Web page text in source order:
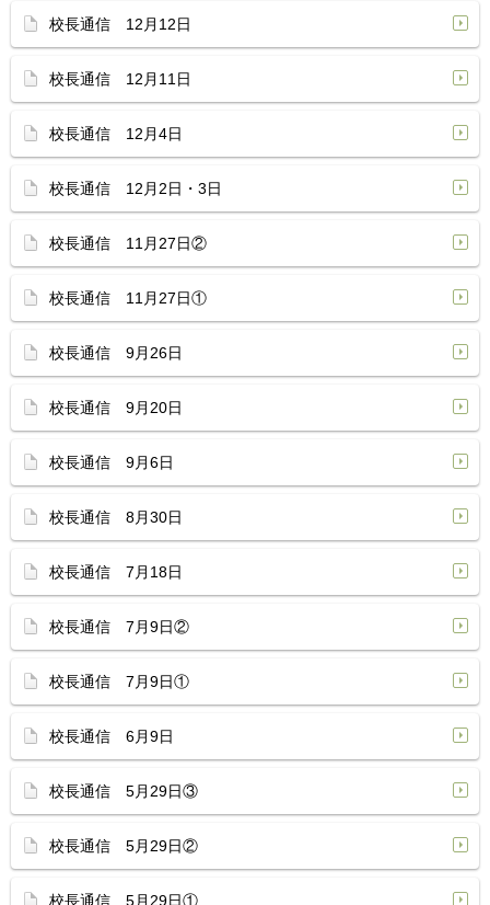
校長通信 12月12日
校長通信 12月11日
校長通信 12月4日
校長通信 12月2日・3日
校長通信 11月27日②
校長通信 11月27日①
校長通信 9月26日
校長通信 9月20日
校長通信 9月6日
校長通信 8月30日
校長通信 7月18日
校長通信 7月9日②
校長通信 7月9日①
校長通信 6月9日
校長通信 5月29日③
校長通信 5月29日②
校長通信 5月29日①